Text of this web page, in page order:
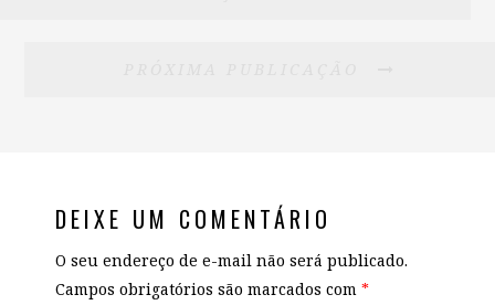
DEIXE UM COMENTÁRIO
O seu endereço de e-mail não será publicado.
Campos obrigatórios são marcados com *